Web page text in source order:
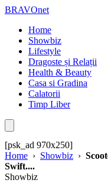
BRAVOnet
Home
Showbiz
Lifestyle
Dragoste și Relații
Health & Beauty
Casa si Gradina
Calatorii
Timp Liber
[psk_ad 970x250]
Home › Showbiz ›
Swift....
Showbiz